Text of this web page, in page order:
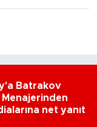
Batrakov
Menajerinden
net yanıt